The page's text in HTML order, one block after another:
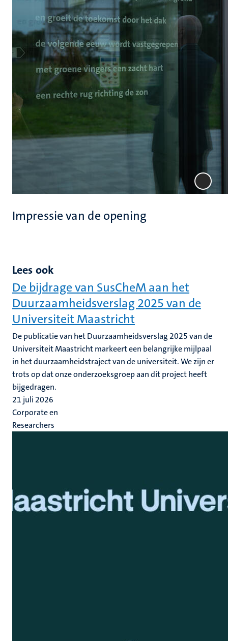
Impressie van de opening
Lees ook
De bijdrage van SusCheM aan het
Duurzaamheidsverslag 2025 van de
Universiteit Maastricht
De publicatie van het Duurzaamheidsverslag 2025 van de
Universiteit Maastricht markeert een belangrijke mijlpaal
in het duurzaamheidstraject van de universiteit. We zijn er
trots op dat onze onderzoeksgroep aan dit project heeft
bijgedragen.
21 juli 2026
Corporate en
Researchers